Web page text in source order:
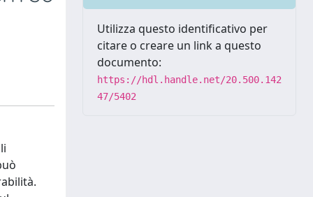
Utilizza questo identificativo per
citare o creare un link a questo
documento:
https://hdl.handle.net/20.500.142
47/5402